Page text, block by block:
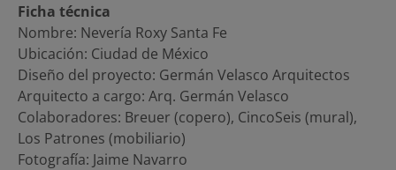
Ficha técnica
Nombre: Nevería Roxy Santa Fe
Ubicación: Ciudad de México
Diseño del proyecto: Germán Velasco Arquitectos
Arquitecto a cargo: Arq. Germán Velasco
Colaboradores: Breuer (copero), CincoSeis (mural),
Los Patrones (mobiliario)
Fotografía: Jaime Navarro